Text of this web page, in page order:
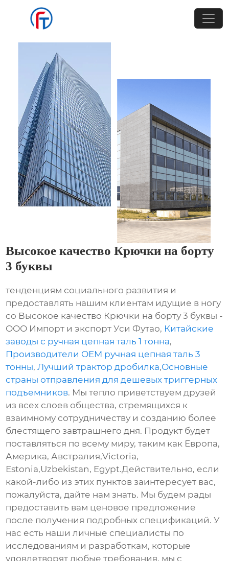
Высокое качество Крючки на борту
3 буквы
тенденциям социального развития и
предоставлять нашим клиентам идущие в ногу
со Высокое качество Крючки на борту 3 буквы -
ООО Импорт и экспорт Уси Футао, Китайские
заводы с ручная цепная таль 1 тонна,
Производители OEM ручная цепная таль 3
тонны, Лучший трактор дробилка,Основные
страны отправления для дешевых триггерных
подъемников. Мы тепло приветствуем друзей
из всех слоев общества, стремящихся к
взаимному сотрудничеству и созданию более
блестящего завтрашнего дня. Продукт будет
поставляться по всему миру, таким как Европа,
Америка, Австралия,Victoria,
Estonia,Uzbekistan, Egypt.Действительно, если
какой-либо из этих пунктов заинтересует вас,
пожалуйста, дайте нам знать. Мы будем рады
предоставить вам ценовое предложение
после получения подробных спецификаций. У
нас есть наши личные специалисты по
исследованиям и разработкам, которые
удовлетворят любые требования, мы с